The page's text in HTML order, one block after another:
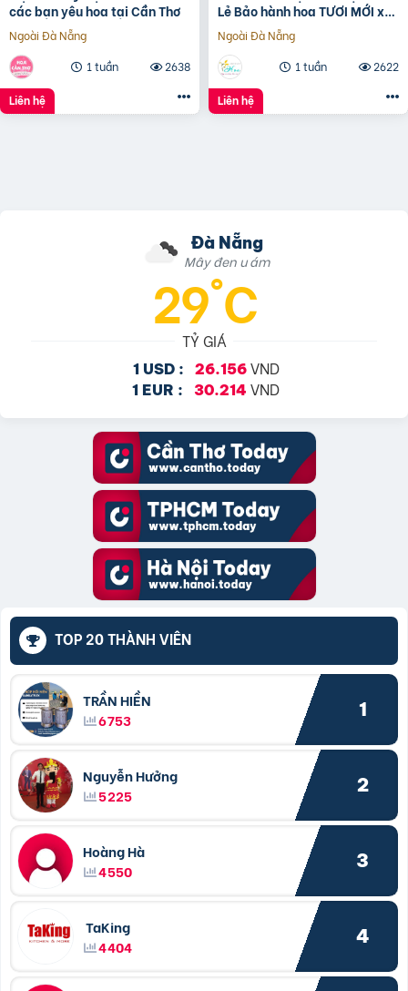
các bạn yêu hoa tại Cần Thơ
Ngoài Đà Nẵng
1 tuần
2638
Liên hệ
Lẻ Bảo hành hoa TƯƠI MỚI xài
trên 3 ngày
Ngoài Đà Nẵng
1 tuần
2622
Liên hệ
Đà Nẵng
Mây đen u ám
29°C
TỶ GIÁ
1 USD : 26.156VND
1 EUR : 30.214 VND
TOP 20 THÀNH VIÊN
TRẦN HIỀN
6753
1
Nguyễn Hưởng
5225
2
Hoàng Hà
4550
3
TaKing
4404
4